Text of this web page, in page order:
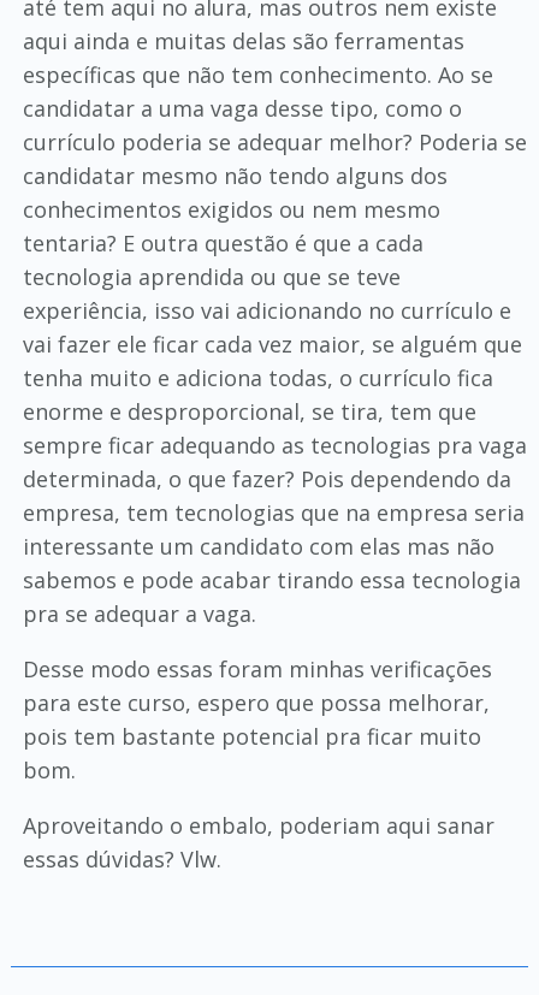
até tem aqui no alura, mas outros nem existe
aqui ainda e muitas delas são ferramentas
específicas que não tem conhecimento. Ao se
candidatar a uma vaga desse tipo, como o
currículo poderia se adequar melhor? Poderia se
candidatar mesmo não tendo alguns dos
conhecimentos exigidos ou nem mesmo
tentaria? E outra questão é que a cada
tecnologia aprendida ou que se teve
experiência, isso vai adicionando no currículo e
vai fazer ele ficar cada vez maior, se alguém que
tenha muito e adiciona todas, o currículo fica
enorme e desproporcional, se tira, tem que
sempre ficar adequando as tecnologias pra vaga
determinada, o que fazer? Pois dependendo da
empresa, tem tecnologias que na empresa seria
interessante um candidato com elas mas não
sabemos e pode acabar tirando essa tecnologia
pra se adequar a vaga.
Desse modo essas foram minhas verificações
para este curso, espero que possa melhorar,
pois tem bastante potencial pra ficar muito
bom.
Aproveitando o embalo, poderiam aqui sanar
essas dúvidas? Vlw.